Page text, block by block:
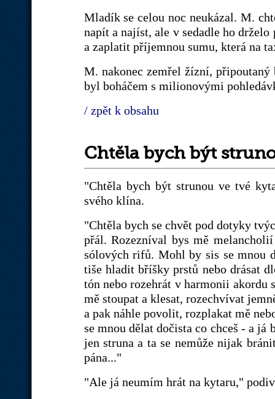
Mladík se celou noc neukázal. M.
napít a najíst, ale v sedadle ho
a zaplatit příjemnou sumu, která na
M. nakonec zemřel žízní, připoutaný
byl boháčem s milionovými
/ zpět k obsahu
Chtěla bych být
"Chtěla bych být strunou ve tvé
svého klína.
"Chtěla bych se chvět pod dotyky
přál. Rozezníval bys mě
sólových rifů. Mohl by sis se mnou
tiše hladit bříšky prstů nebo drásat
tón nebo rozehrát v harmonii
mě stoupat a klesat, rozechvívat
a pak náhle povolit, rozplakat mě
se mnou dělat dočista co chceš - a
jen struna a ta se nemůže nijak
pána..."
"Ale já neumím hrát na kytaru,"